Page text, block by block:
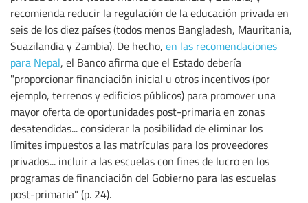
recomienda reducir la regulación de la educación privada en
seis de los diez países (todos menos Bangladesh, Mauritania,
Suazilandia y Zambia). De hecho, en las recomendaciones
para Nepal, el Banco afirma que el Estado debería
"proporcionar financiación inicial u otros incentivos (por
ejemplo, terrenos y edificios públicos) para promover una
mayor oferta de oportunidades post-primaria en zonas
desatendidas... considerar la posibilidad de eliminar los
límites impuestos a las matrículas para los proveedores
privados... incluir a las escuelas con fines de lucro en los
programas de financiación del Gobierno para las escuelas
post-primaria" (p. 24).